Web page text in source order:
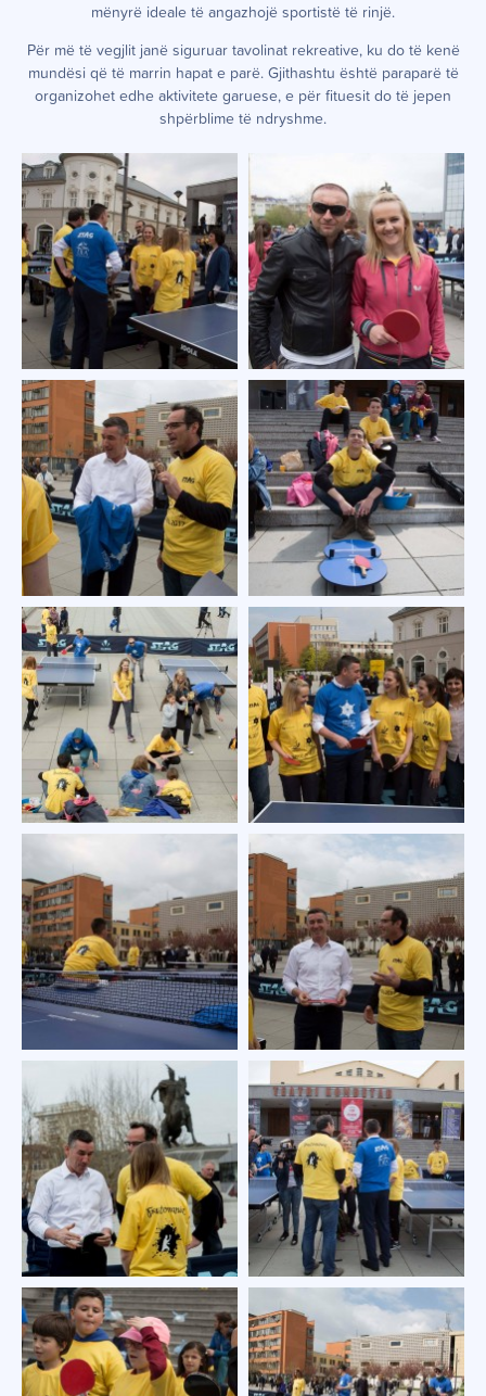
mënyrë ideale të angazhojë sportistë të rinjë.
Për më të vegjlit janë siguruar tavolinat rekreative, ku do të kenë
mundësi që të marrin hapat e parë. Gjithashtu është paraparë të
organizohet edhe aktivitete garuese, e për fituesit do të jepen
shpërblime të ndryshme.